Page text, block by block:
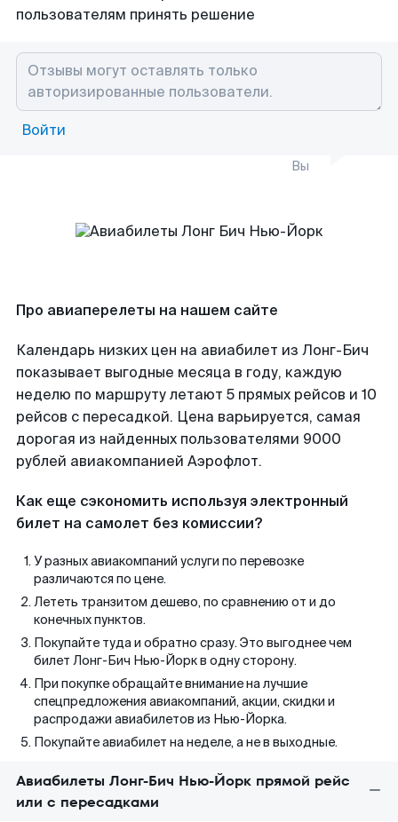
пользователям принять решение
Войти
Вы
Про авиаперелеты на нашем сайте
Календарь низких цен на авиабилет из Лонг-Бич
показывает выгодные месяца в году, каждую
неделю по маршруту летают 5 прямых рейсов и 10
рейсов с пересадкой. Цена варьируется, самая
дорогая из найденных пользователями 9000
рублей авиакомпанией Аэрофлот.
Как еще сэкономить используя электронный
билет на самолет без комиссии?
У разных авиакомпаний услуги по перевозке
различаются по цене.
Лететь транзитом дешево, по сравнению от и до
конечных пунктов.
Покупайте туда и обратно сразу. Это выгоднее чем
билет Лонг-Бич Нью-Йорк в одну сторону.
При покупке обращайте внимание на лучшие
спецпредложения авиакомпаний, акции, скидки и
распродажи авиабилетов из Нью-Йорка.
Покупайте авиабилет на неделе, а не в выходные.
Авиабилеты Лонг-Бич Нью-Йорк прямой рейс
или с пересадками